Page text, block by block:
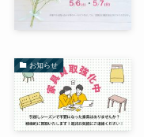
お知らせ